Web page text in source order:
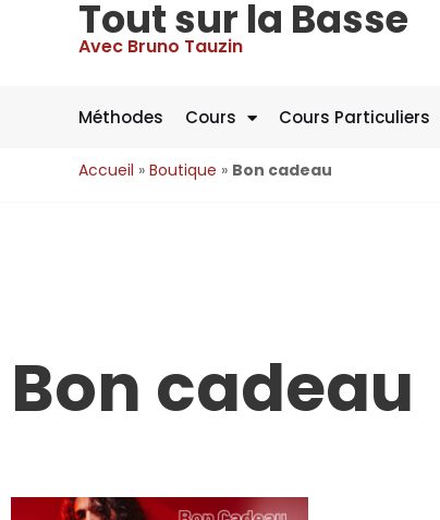
Tout sur la Basse
Avec Bruno Tauzin
Méthodes Cours Cours Particuliers
Accueil » Boutique » Bon cadeau
Bon cadeau